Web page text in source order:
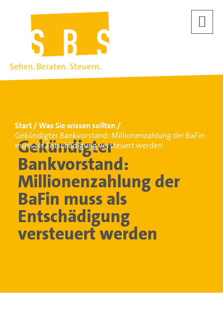
Start
Was Sie wissen sollten
Gekündigter Bankvorstand: Millionenzahlung der BaFin
muss als Entschädigung versteuert werden
Gekündigter
Bankvorstand:
Millionenzahlung der
BaFin muss als
Entschädigung
versteuert werden